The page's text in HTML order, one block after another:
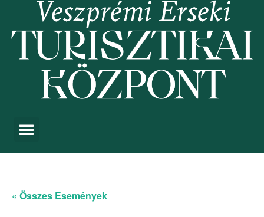
« Összes Események